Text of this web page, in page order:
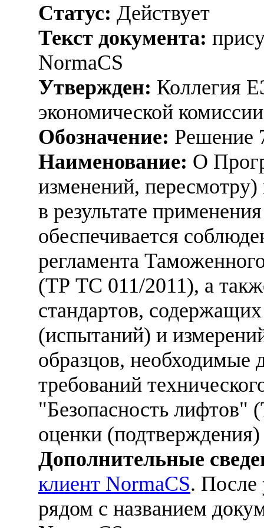
Статус: Действует
Текст документа:
NormaCS
Утвержден: Коллегия
экономической
Обозначение: Решение
Наименование: О
изменений,
в результате
обеспечивается
регламента
(ТР ТС 011/2011), а
стандартов,
(испытаний) и
образцов, необходимые
требований
"Безопасность лифтов"
оценки
Дополнительные
клиент NormaCS. После
рядом с названием